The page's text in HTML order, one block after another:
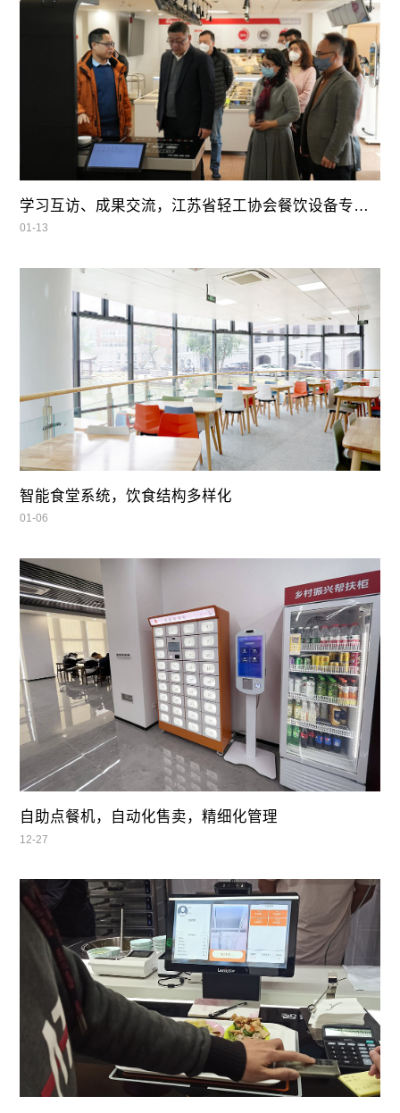
学习互访、成果交流，江苏省轻工协会餐饮设备专业委员会领导莅临我司参观指导
01-13
智能食堂系统，饮食结构多样化
01-06
自助点餐机，自动化售卖，精细化管理
12-27